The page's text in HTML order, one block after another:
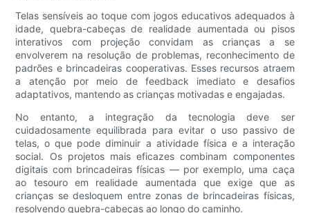
Telas sensíveis ao toque com jogos educativos adequados à
idade, quebra-cabeças de realidade aumentada ou pisos
interativos com projeção convidam as crianças a se
envolverem na resolução de problemas, reconhecimento de
padrões e brincadeiras cooperativas. Esses recursos atraem
a atenção por meio de feedback imediato e desafios
adaptativos, mantendo as crianças motivadas e engajadas.
No entanto, a integração da tecnologia deve ser
cuidadosamente equilibrada para evitar o uso passivo de
telas, o que pode diminuir a atividade física e a interação
social. Os projetos mais eficazes combinam componentes
digitais com brincadeiras físicas — por exemplo, uma caça
ao tesouro em realidade aumentada que exige que as
crianças se desloquem entre zonas de brincadeiras físicas,
resolvendo quebra-cabeças ao longo do caminho.